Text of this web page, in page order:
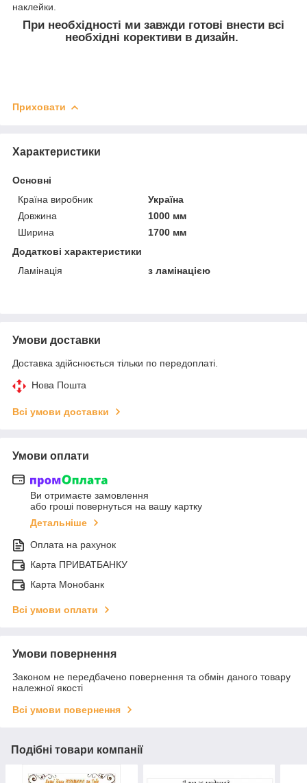
наклейки.
При необхідності ми завжди готові внести всі
необхідні корективи в дизайн.
Приховати
Характеристики
Основні
Країна виробник
Україна
Довжина
1000 мм
Ширина
1700 мм
Додаткові характеристики
Ламінація
з ламінацією
Умови доставки
Доставка здійснюється тільки по передоплаті.
Нова Пошта
Всі умови доставки
Умови оплати
Ви отримаєте замовлення
або гроші повернуться на вашу картку
Детальніше
Оплата на рахунок
Карта ПРИВАТБАНКУ
Карта Монобанк
Всі умови оплати
Умови повернення
Законом не передбачено повернення та обмін даного товару
належної якості
Всі умови повернення
Подібні товари компанії